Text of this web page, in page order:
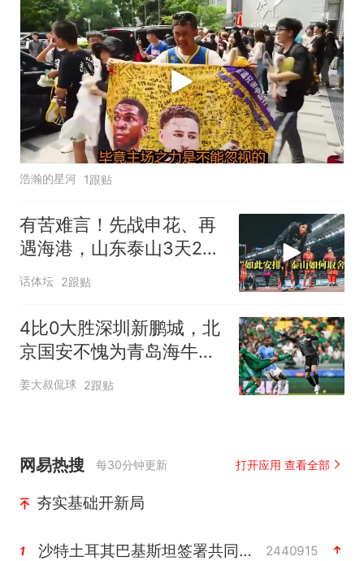
浩瀚的星河 1跟贴
有苦难言！先战申花、再
遇海港，山东泰山3天2
战：谨防双线败北
话体坛 2跟贴
4比0大胜深圳新鹏城，北
京国安不愧为青岛海牛保
级的专属贵人
姜大叔侃球 2跟贴
网易热搜 每30分钟更新 打开应用 查看全部
夯实基础开新局
1 沙特土耳其巴基斯坦签署共同防务协议 2440915